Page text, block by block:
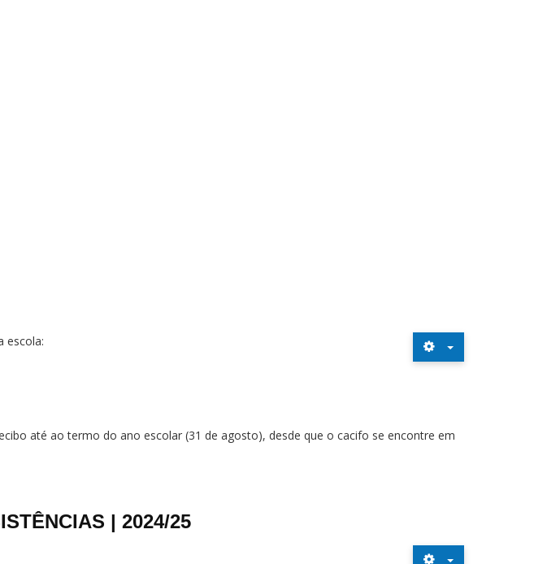
escola:
até ao termo do ano escolar (31 de agosto), desde que o cacifo se encontre em
| 2024/25